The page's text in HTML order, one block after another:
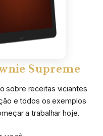
Supreme
sobre receitas viciantes
e todos os exemplos
a trabalhar hoje.